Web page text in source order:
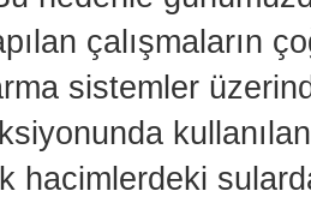
çalışmaların
sistemler
hacimlerdeki